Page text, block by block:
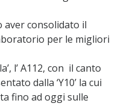
aver consolidato il
per le migliori
l’ A112, con il canto
dalla ‘Y10’ la cui
fino ad oggi sulle